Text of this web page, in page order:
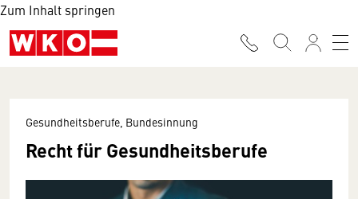
Zum Inhalt springen
Gesundheitsberufe, Bundesinnung
Recht für Gesundheitsberufe